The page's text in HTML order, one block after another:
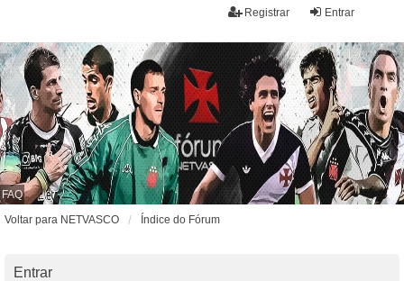
Entrar
Registrar
FAQ
Voltar para NETVASCO
Índice do Fórum
Entrar